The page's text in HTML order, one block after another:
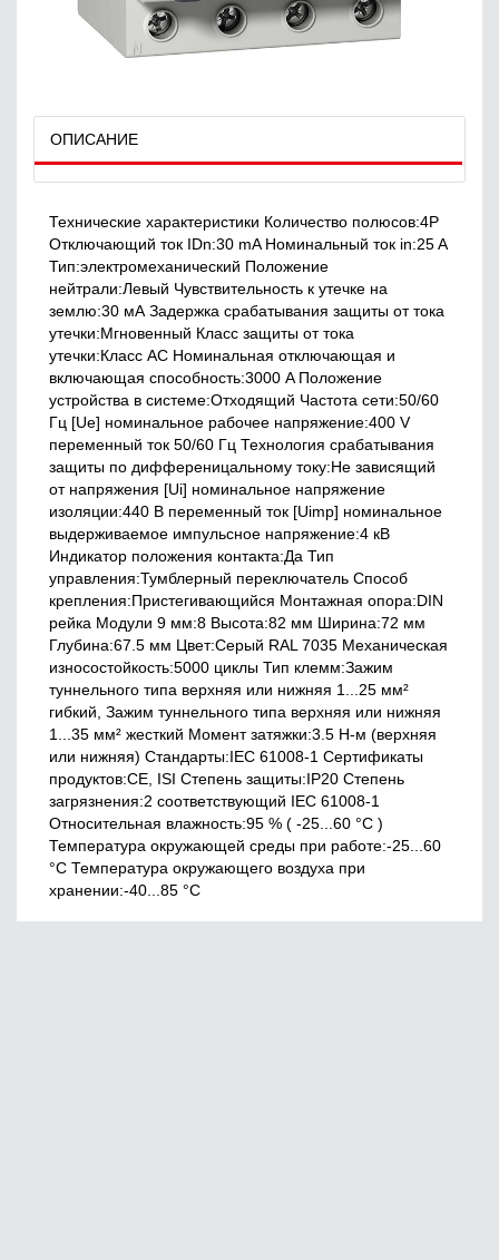
ОПИСАНИЕ
Технические характеристики Количество полюсов:4P
Отключающий ток IDn:30 mA Номинальный ток in:25 A
Тип:электромеханический Положение
нейтрали:Левый Чувствительность к утечке на
землю:30 мА Задержка срабатывания защиты от тока
утечки:Мгновенный Класс защиты от тока
утечки:Класс АС Номинальная отключающая и
включающая способность:3000 A Положение
устройства в системе:Отходящий Частота сети:50/60
Гц [Ue] номинальное рабочее напряжение:400 V
переменный ток 50/60 Гц Технология срабатывания
защиты по дифференицальному току:Не зависящий
от напряжения [Ui] номинальное напряжение
изоляции:440 В переменный ток [Uimp] номинальное
выдерживаемое импульсное напряжение:4 кВ
Индикатор положения контакта:Да Тип
управления:Тумблерный переключатель Способ
крепления:Пристегивающийся Монтажная опора:DIN
рейка Модули 9 мм:8 Высота:82 мм Ширина:72 мм
Глубина:67.5 мм Цвет:Серый RAL 7035 Механическая
износостойкость:5000 циклы Тип клемм:Зажим
туннельного типа верхняя или нижняя 1...25 мм²
гибкий, Зажим туннельного типа верхняя или нижняя
1...35 мм² жесткий Момент затяжки:3.5 Н-м (верхняя
или нижняя) Стандарты:IEC 61008-1 Сертификаты
продуктов:CE, ISI Cтепень защиты:IP20 Степень
загрязнения:2 соответствующий IEC 61008-1
Относительная влажность:95 % ( -25...60 °C )
Температура окружающей среды при работе:-25...60
°C Температура окружающего воздуха при
хранении:-40...85 °C